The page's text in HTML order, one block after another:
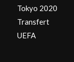
Tokyo 2020
Transfert
UEFA